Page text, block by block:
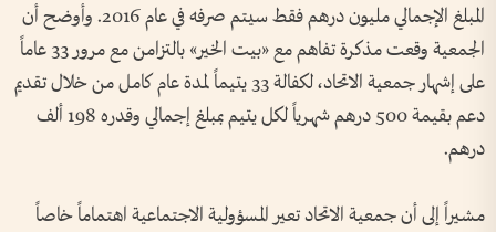
المبلغ الإجمالي مليون درهم فقط سيتم صرفه في عام 2016. وأوضح أن
الجمعية وقعت مذكرة تفاهم مع «بيت الخير» بالتزامن مع مرور 33 عاماً
على إشهار جمعية الاتحاد، لكفالة 33 يتيماً لمدة عام كامل من خلال تقديم
دعم بقيمة 500 درهم شهرياً لكل يتيم بمبلغ إجمالي وقدره 198 ألف
درهم.
مشيراً إلى أن جمعية الاتحاد تعير المسؤولية الاجتماعية اهتماماً خاصاً